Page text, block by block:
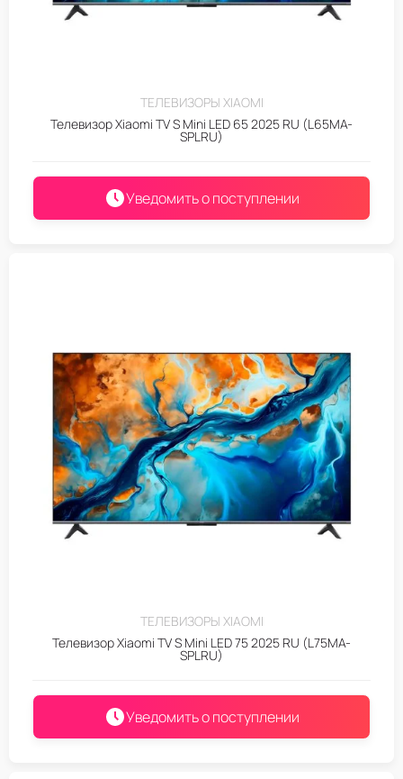
ТЕЛЕВИЗОРЫ XIAOMI
Телевизор Xiaomi TV S Mini LED 65 2025 RU (L65MA-
SPLRU)
Уведомить о поступлении
ТЕЛЕВИЗОРЫ XIAOMI
Телевизор Xiaomi TV S Mini LED 75 2025 RU (L75MA-
SPLRU)
Уведомить о поступлении